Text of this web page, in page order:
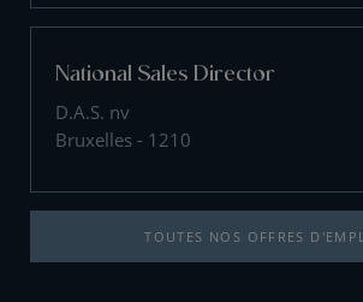
National Sales Director
D.A.S. nv
Bruxelles - 1210
TOUTES NOS OFFRES